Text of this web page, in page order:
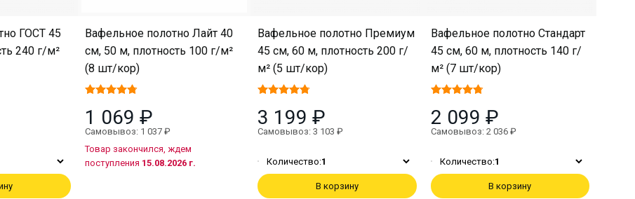
ГОСТ 45
240 г/м²
Вафельное полотно Лайт 40
см, 50 м, плотность 100 г/м²
(8 шт/кор)
1 069 ₽
Самовывоз: 1 037 ₽
Товар закончился, ждем
поступления 15.08.2026 г.
Вафельное полотно Премиум
45 см, 60 м, плотность 200 г/
м² (5 шт/кор)
3 199 ₽
Самовывоз: 3 103 ₽
Количество:1
В корзину
Вафельное полотно Стандарт
45 см, 60 м, плотность 140 г/
м² (7 шт/кор)
2 099 ₽
Самовывоз: 2 036 ₽
Количество:1
В корзину